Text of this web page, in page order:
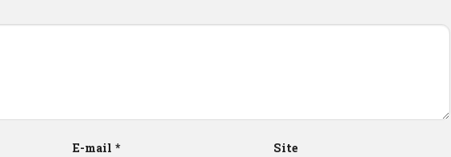
E-mail * Site